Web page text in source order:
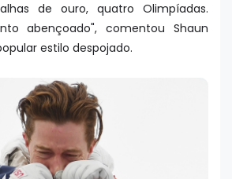
de ouro, quatro Olimpíadas.
abençoado", comentou Shaun
estilo despojado.